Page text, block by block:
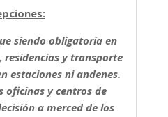
siendo obligatoria en
residencias y transporte
estaciones ni andenes.
oficinas y centros de
a merced de los